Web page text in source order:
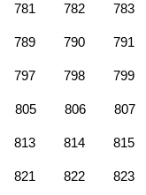
781 782 783
789 790 791
797 798 799
805 806 807
813 814 815
821 822 823